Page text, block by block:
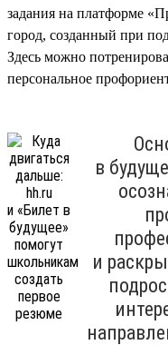
задания на платформе
город, созданный при
Здесь можно
персональное
в
и